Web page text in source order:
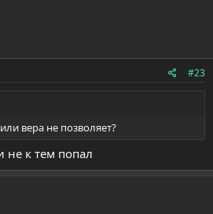
#23
вера не позволяет?
не к тем попал